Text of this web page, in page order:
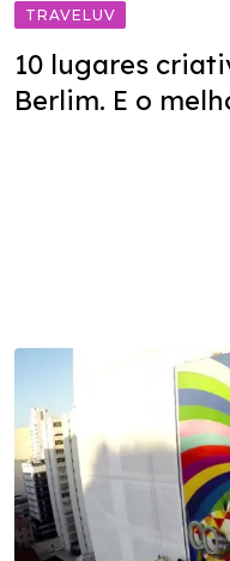
TRAVELUV
10 lugares
Berlim. E o